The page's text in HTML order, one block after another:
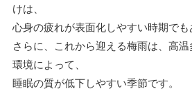
けは、
心身の疲れが表面化しやすい時期でも
さらに、これから迎える梅雨は、高
環境によって、
睡眠の質が低下しやすい季節です。